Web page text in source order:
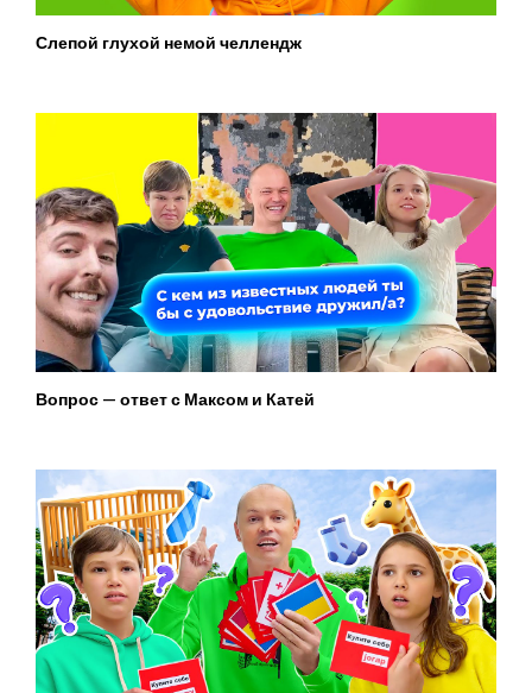
Слепой глухой немой челлендж
Вопрос — ответ с Максом и Катей